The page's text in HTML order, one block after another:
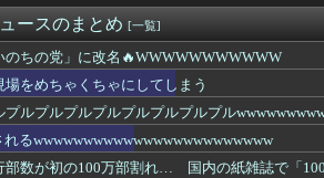
件数爆増
ップ演出とか追加してください
これぞ恋愛強者スペ一族…」
ｗｗｗｗｗｗｗｗｗｗｗｗｗｗ...
名🔥WWWWWWWWWWW
ちゃんのフィギュアが制作決定！【...
放置したらどうなるか見たろ！」...
ースのまとめ [一覧]
のちの党」に改名🔥WWWWWWWWWWW
場をめちゃくちゃにしてしまう
ルプルプルプルプルプルプルプル
るwwwwwwwwwwwwwwwwwwwwwwww
部数が初の100万部割れ… 国内の紙雑誌で「